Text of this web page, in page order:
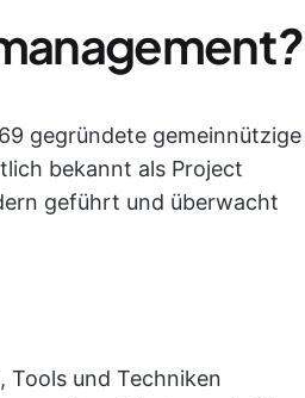
?
gegründete gemeinnützige
bekannt als Project
geführt und überwacht
Tools und Techniken